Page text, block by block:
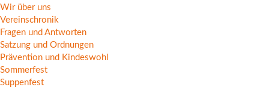
Wir über uns
Vereinschronik
Fragen und Antworten
Satzung und Ordnungen
Prävention und Kindeswohl
Sommerfest
Suppenfest